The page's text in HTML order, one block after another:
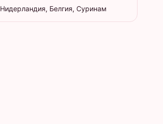
Нидерландия, Белгия, Суринам